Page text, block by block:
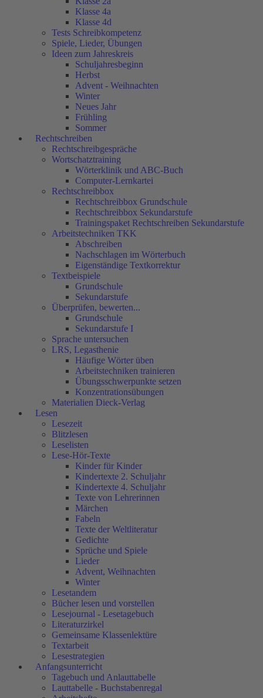
Klasse 4a
Klasse 4d
Tests Schreibkompetenz
Spiele, Lieder, Übungen
Ideen zum Jahreskreis
Schuljahresbeginn
Herbst
Advent - Weihnachten
Winter
Neues Jahr
Frühling
Sommer
Rechtschreiben
Rechtschreibgespräche
Wortschatztraining
Wörterklinik und ABC-Buch
Computer-Lernkartei
Rechtschreibbox
Rechtschreibbox Grundschule
Rechtschreibbox Sekundarstufe
Trainingspaket Rechtschreiben Sekundarstufe
Arbeitstechniken TKK
Abschreiben
Nachschlagen im Wörterbuch
Eigenständige Textkorrektur
Textbeispiele
Grundschule
Sekundarstufe
Überprüfen, bewerten...
Grundschule
Sekundarstufe I
Sprache untersuchen
LRS, Legasthenie
Häufige Wörter üben
Arbeitstechniken trainieren
Übungsschwerpunkte setzen
Konzentrationsübungen
Materialien Dieck-Verlag
Lesen
Lesezeit
Blitzlesen
Leselisten
Lese-Hör-Texte
Kinder für Kinder
Kindertexte 2. Schuljahr
Kindertexte 4. Schuljahr
Texte von Lehrerinnen
Märchen
Fabeln
Texte der Weltliteratur
Gedichte
Sprüche und Spiele
Lieder
Advent, Weihnachten
Winter
Lesetandem
Bücher lesen und vorstellen
Lesejournal - Lesetagebuch
Literaturzirkel
Gemeinsame Klassenlektüre
Textarbeit
Lesestrategien
Anfangsunterricht
Tagebuch und Anlauttabelle
Lauttabelle - Buchstabenregal